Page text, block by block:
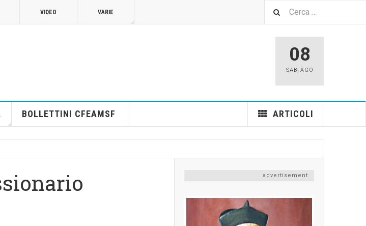
VIDEO VARIE
08
SAB, AGO
ARTICOLI
BOLLETTINI CFEAMSF
advertisement